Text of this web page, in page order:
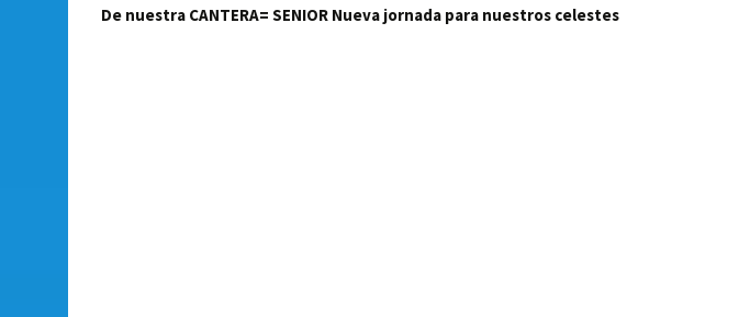
De nuestra CANTERA= SENIOR Nueva jornada para nuestros celestes